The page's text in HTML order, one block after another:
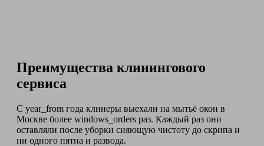
Преимущества клинингового
сервиса
С year_from года клинеры выехали на мытьё окон в
Москве более windows_orders раз. Каждый раз они
оставляли после уборки сияющую чистоту до скрипа и
ни одного пятна и развода.